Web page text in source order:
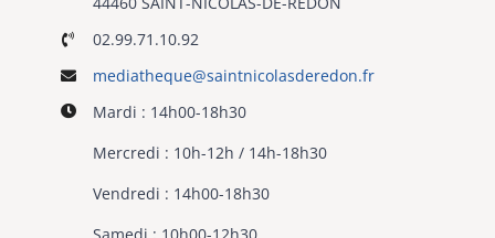
02.99.71.10.92
mediatheque@saintnicolasderedon.fr
Mardi : 14h00-18h30
Mercredi : 10h-12h / 14h-18h30
Vendredi : 14h00-18h30
Samedi : 10h00-12h30